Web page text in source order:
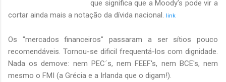
que significa que a Moody’s pode vir a
cortar ainda mais a notação da dívida nacional. link
Os "mercados financeiros" passaram a ser sítios pouco
recomendáveis. Tornou-se dificil frequentá-los com dignidade.
Nada os demove: nem PEC´s, nem FEEF's, nem BCE's, nem
mesmo o FMI (a Grécia e a Irlanda que o digam!).